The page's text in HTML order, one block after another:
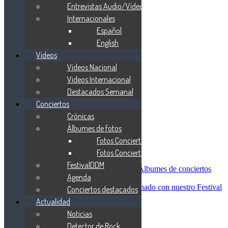
Blind Guardian
Metallica
Redemption
Saratoga
Vanden Plas
Entrevistas
Nacionales
Entrevistas Audio/Vídeo
Internacionales
Español
English
Vídeos
Vídeos Nacional
Videos Internacional
Destacados Semanal
Crónicas
Álbumes de fotos
Fotos Conciertos 2026
Álbumes de conciertos
Fotos Conciertos 2027
FestivalDDMTodas lo relacionado con nuestro Festival
Dioses del Metal
Agenda
Conciertos destacados
Actualidad
Entrevistas Audio/Vídeo
Internacionales
Español
English
Vídeos
Vídeos Nacional
Videos Internacional
Destacados Semanal
Conciertos
Crónicas
Álbumes de fotos
Fotos Conciertos 2026
Fotos Conciertos 2027
FestivalDDM
Agenda
Conciertos destacados
Actualidad
Noticias
Detector de Rock